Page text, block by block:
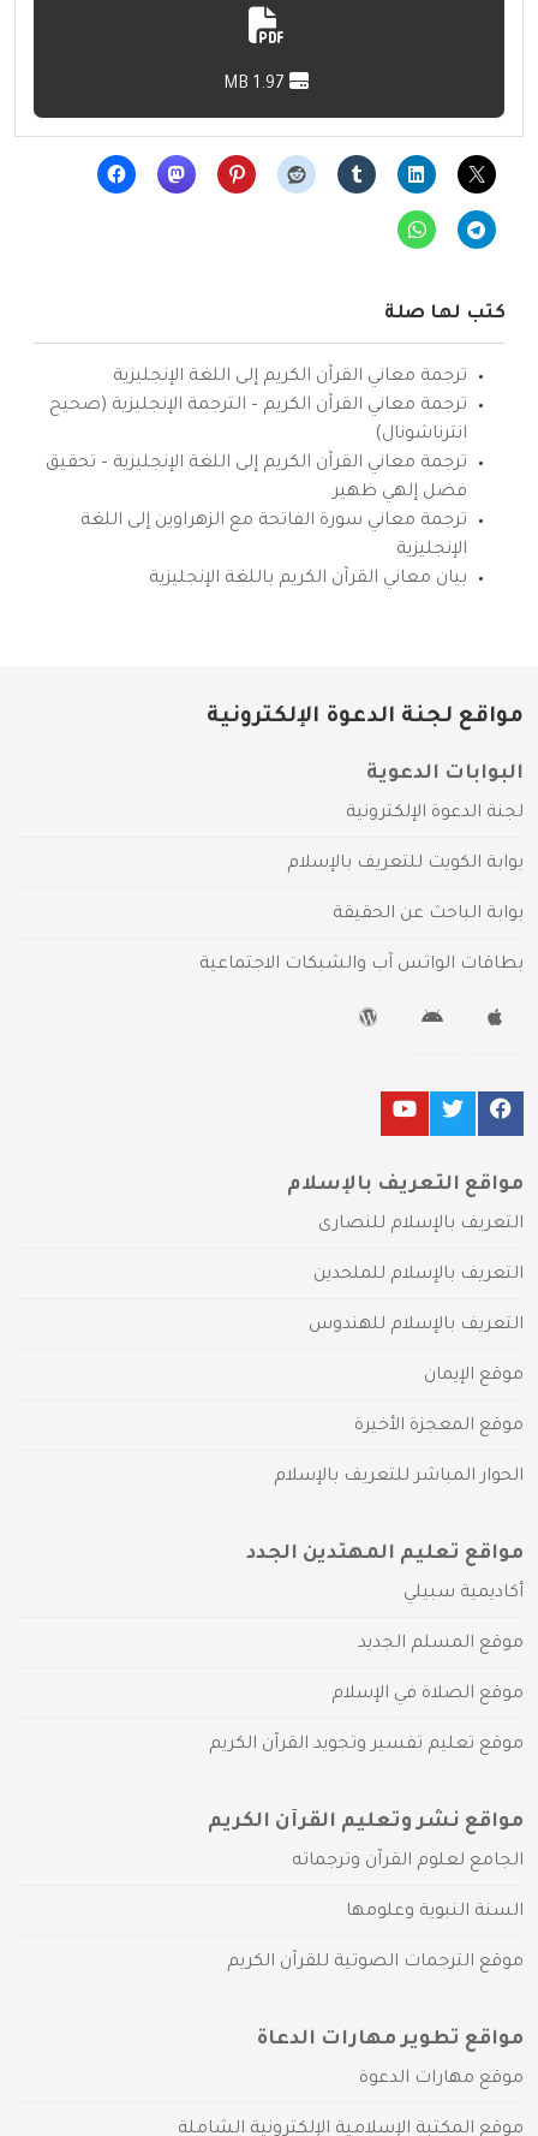
كتب لها صلة
ترجمة معاني القرآن الكريم إلى اللغة الإنجليزية
ترجمة معاني القرآن الكريم – الترجمة الإنجليزية (صحيح
انترناشونال)
ترجمة معاني القرآن الكريم إلى اللغة الإنجليزية – تحقيق
فضل إلهي ظهير
ترجمة معاني سورة الفاتحة مع الزهراوين إلى اللغة
الإنجليزية
بيان معاني القرآن الكريم باللغة الإنجليزية
مواقع لجنة الدعوة الإلكترونية
البوابات الدعوية
لجنة الدعوة الإلكترونية
بوابة الكويت للتعريف بالإسلام
بوابة الباحث عن الحقيقة
بطاقات الواتس آب والشبكات الاجتماعية
مواقع التعريف بالإسلام
التعريف بالإسلام للنصارى
التعريف بالإسلام للملحدين
التعريف بالإسلام للهندوس
موقع الإيمان
موقع المعجزة الأخيرة
الحوار المباشر للتعريف بالإسلام
مواقع تعليم المهتدين الجدد
أكاديمية سبيلي
موقع المسلم الجديد
موقع الصلاة في الإسلام
موقع تعليم تفسير وتجويد القرآن الكريم
مواقع نشر وتعليم القرآن الكريم
الجامع لعلوم القرآن وترجماته
السنة النبوية وعلومها
موقع الترجمات الصوتية للقرآن الكريم
مواقع تطوير مهارات الدعاة
موقع مهارات الدعوة
موقع المكتبة الإسلامية الإلكترونية الشاملة